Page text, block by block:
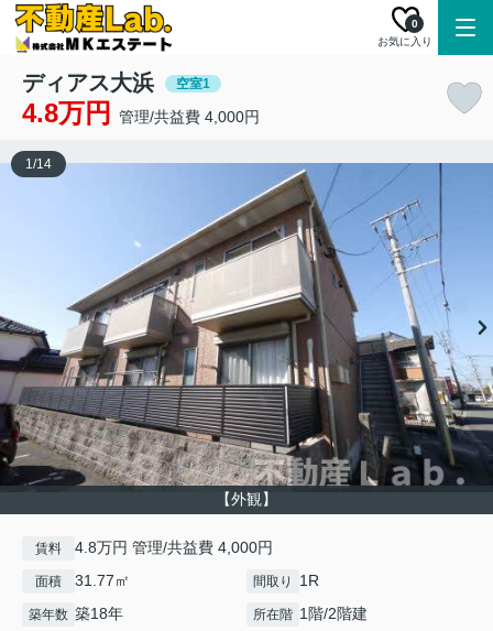
お気に入り
0
ディアス大浜 空室1
4.8万円 管理/共益費 4,000円
【外観】
1/14
賃料 4.8万円 管理/共益費 4,000円
面積 31.77㎡ 間取り 1R
築年数 築18年 所在階 1階/2階建